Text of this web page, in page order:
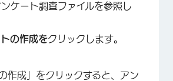
ケート調査ファイルを参照し
の作成をクリックします。
作成」をクリックすると、アン